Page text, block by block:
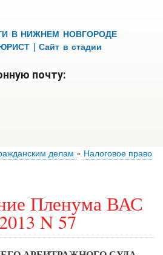
основному
содержанию
В НИЖНЕМ НОВГОРОДЕ
| Сайт в стадии
почту:
делам
Налоговое право
Пленума ВАС
N 57